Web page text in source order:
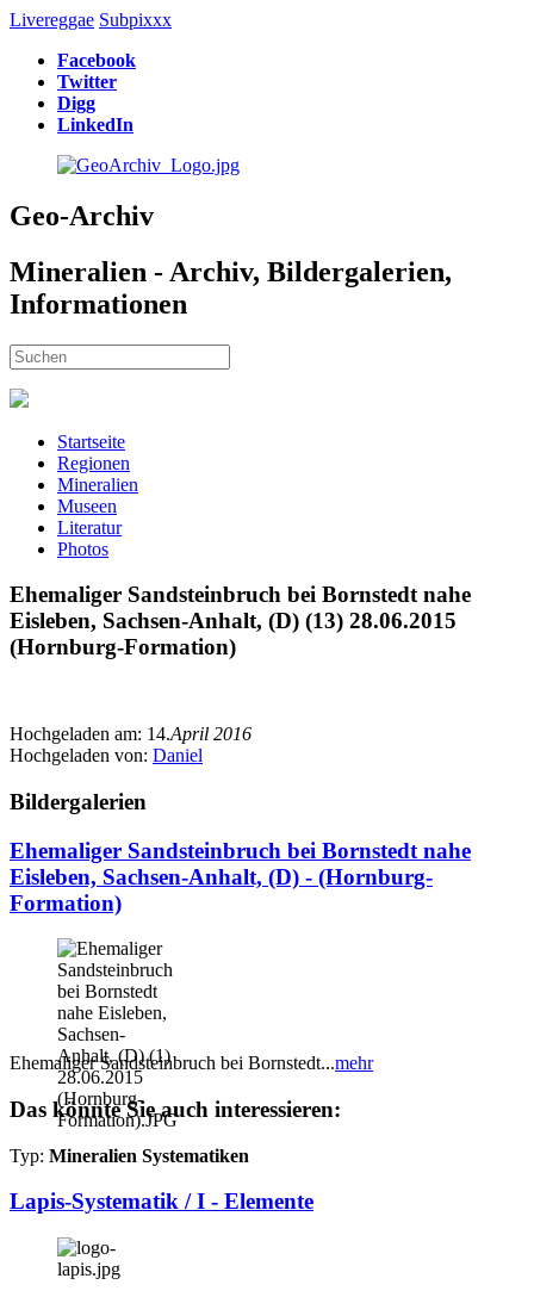
Livereggae Subpixxx
Facebook
Twitter
Digg
LinkedIn
Geo-Archiv
Mineralien - Archiv, Bildergalerien,
Informationen
Startseite
Regionen
Mineralien
Museen
Literatur
Photos
Ehemaliger Sandsteinbruch bei Bornstedt nahe
Eisleben, Sachsen-Anhalt, (D) (13) 28.06.2015
(Hornburg-Formation)
Hochgeladen am: 14.April 2016
Hochgeladen von: Daniel
Bildergalerien
Ehemaliger Sandsteinbruch bei Bornstedt nahe
Eisleben, Sachsen-Anhalt, (D) - (Hornburg-
Formation)
Ehemaliger Sandsteinbruch bei Bornstedt...mehr
Das könnte Sie auch interessieren:
Typ: Mineralien Systematiken
Lapis-Systematik / I - Elemente